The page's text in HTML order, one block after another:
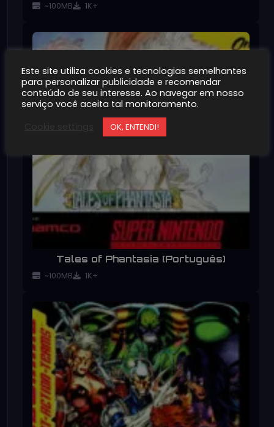
~100MB 1K+
Tales of Phantasia (Português)
~100MB 1K+
Este site utiliza cookies e tecnologias semelhantes
para personalizar publicidade e recomendar
conteúdo de seu interesse. Ao navegar em nosso
serviço você aceita tal monitoramento.
OK, ENTENDI!